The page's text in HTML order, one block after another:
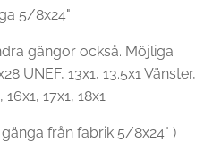
5/8x24"
gängor också. Möjliga
UNEF, 13x1, 13.5x1 Vänster,
17x1, 18x1
från fabrik 5/8x24" )